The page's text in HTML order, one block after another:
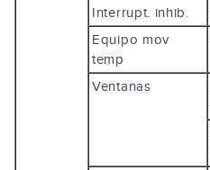
Interrupt. inhib.
Equipo mov
temp
Ventanas